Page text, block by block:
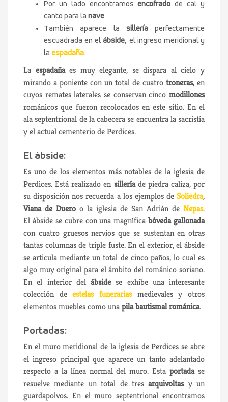
Por un lado encontramosencofrado de cal y
canto para la nave.
También aparece la silleríaperfectamente
escuadrada en elábside, el ingreso meridional y
la espadaña.
La espadañaes muy elegante, se dispara al cielo y
mirando a poniente con un total de cuatro troneras, en
cuyos remates laterales se conservan cinco modillones
románicos que fueron recolocados en este sitio. En el
ala septentrional de la cabecera se encuentra la sacristía
y el actual cementerio de Perdices.
El ábside:
Es uno de los elementos más notables de la iglesia de
Perdices. Está realizado en silleríade piedra caliza, por
su disposición nos recuerda a los ejemplos de Soliedra,
Viana de Duero o la iglesia de San Adrián de Nepas.
El ábside se cubre con una magníficabóveda gallonada
con cuatro gruesos nervios que se sustentan en otras
tantas columnas de triple fuste. En el exterior, el ábside
se articula mediante un total de cinco paños, lo cual es
algo muy original para el ámbito del románico soriano.
En el interior del ábside se exhibe una interesante
colección deestelas funerariasmedievales y otros
elementos muebles como unapila bautismal románica.
Portadas:
En el muro meridional de la iglesia de Perdices se abre
el ingreso principal que aparece un tanto adelantado
respecto a la línea normal del muro. Estaportadase
resuelve mediante un total de tresarquivoltas y un
guardapolvos. En el muro septentrional encontramos